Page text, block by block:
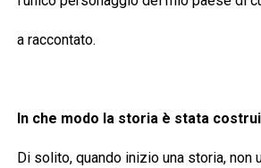
a raccontato.
In che modo la storia è stata
Di solito, quando inizio una storia, non